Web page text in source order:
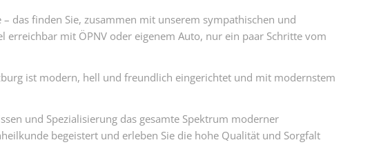
das finden Sie, zusammen mit unserem sympathischen und
mit ÖPNV oder eigenem Auto, nur ein paar Schritte vom
ist modern, hell und freundlich eingerichtet und mit modernstem
und Spezialisierung das gesamte Spektrum moderner
begeistert und erleben Sie die hohe Qualität und Sorgfalt